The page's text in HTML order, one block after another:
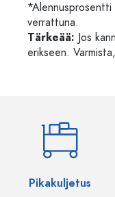
*Alennusprosentti
verrattuna.
Tärkeää: Jos
erikseen.
Pikakuljetus